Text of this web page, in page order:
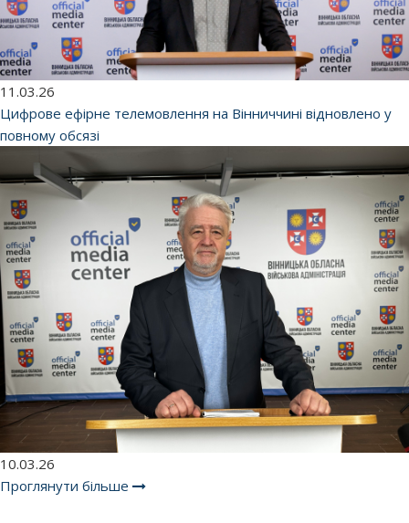
11.03.26
Цифрове ефірне телемовлення на Вінниччині відновлено у
повному обсязі
10.03.26
Проглянути більше